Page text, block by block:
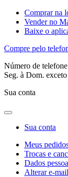
Comprar na
Vender no
Baixe o
Compre pelo
Número de
Seg. à Dom.
Sua conta
Sua conta
Meus
Trocas e
Dados
Alterar e-